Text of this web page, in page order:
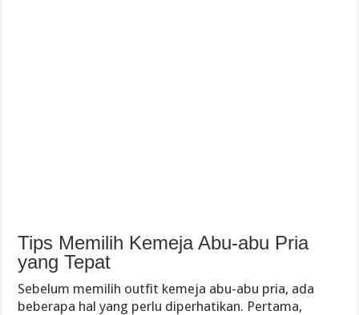
Tips Memilih Kemeja Abu-abu Pria
yang Tepat
Sebelum memilih outfit kemeja abu-abu pria, ada
beberapa hal yang perlu diperhatikan. Pertama,